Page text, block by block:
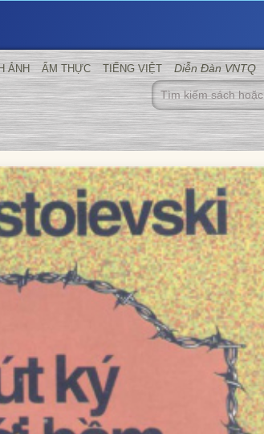
ẢNH ẨM THỰC TIẾNG VIỆT Diễn Đàn VNTQ